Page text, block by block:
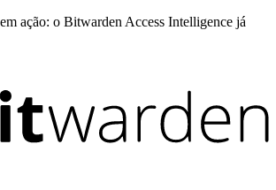
ação: o Bitwarden Access Intelligence já